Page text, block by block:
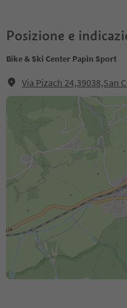
Posizione e
Bike & Ski Center Papin Sport
Via Pizach 24,39038,San